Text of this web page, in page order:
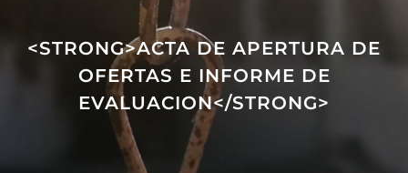
<STRONG>ACTA DE APERTURA DE
OFERTAS E INFORME DE
EVALUACION</STRONG>